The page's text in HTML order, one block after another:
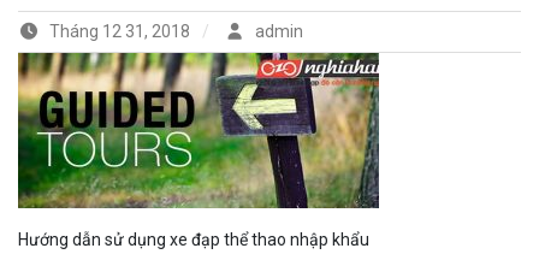
Tháng 12 31, 2018 admin
Hướng dẫn sử dụng xe đạp thể thao nhập khẩu